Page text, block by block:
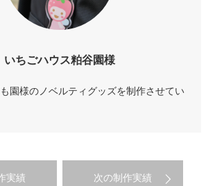
いちごハウス粕谷園様
園様のノベルティグッズを制作させてい
実績 次の制作実績